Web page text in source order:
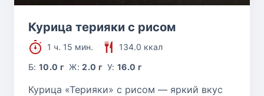
Курица терияки с рисом
1 ч. 15 мин.
134.0 ккал
Б:10.0 г Ж:2.0 г У:16.0 г
Курица «Терияки» с рисом — яркий вкус